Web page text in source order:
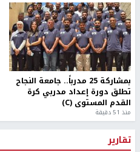
بمشاركة 25 مدرباً.. جامعة النجاح
تطلق دورة إعداد مدربي كرة
القدم المستوى (C)
منذ 51 دقيقة
تقارير